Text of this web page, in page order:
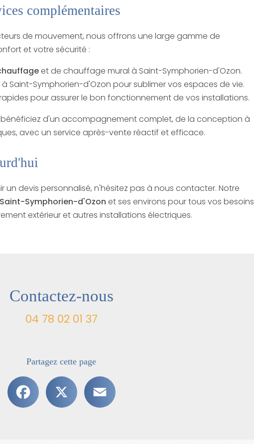
complémentaires
de mouvement, nous offrons une large gamme de
et votre sécurité :
et de chauffage mural à Saint-Symphorien-d'Ozon.
Saint-Symphorien-d'Ozon pour sublimer vos espaces de vie.
pour assurer le bon fonctionnement de vos installations.
bénéficiez d'un accompagnement complet, de la conception à
avec un service après-vente réactif et efficace.
devis personnalisé, n'hésitez pas à nous contacter. Notre
Saint-Symphorien-d'Ozon et ses environs pour tous vos besoins
extérieur et autres installations électriques.
Contactez-nous
04 78 02 01 37
Partagez cette page
Facebook